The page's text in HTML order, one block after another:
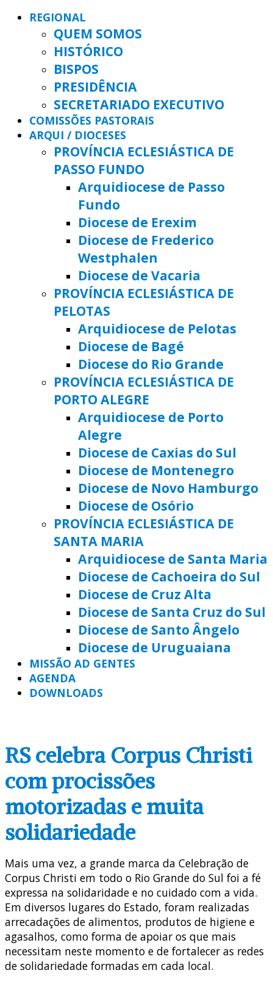
REGIONAL
QUEM SOMOS
HISTÓRICO
BISPOS
PRESIDÊNCIA
SECRETARIADO EXECUTIVO
COMISSÕES PASTORAIS
ARQUI / DIOCESES
PROVÍNCIA ECLESIÁSTICA DE
PASSO FUNDO
Arquidiocese de Passo
Fundo
Diocese de Erexim
Diocese de Frederico
Westphalen
Diocese de Vacaria
PROVÍNCIA ECLESIÁSTICA DE
PELOTAS
Arquidiocese de Pelotas
Diocese de Bagé
Diocese do Rio Grande
PROVÍNCIA ECLESIÁSTICA DE
PORTO ALEGRE
Arquidiocese de Porto
Alegre
Diocese de Caxias do Sul
Diocese de Montenegro
Diocese de Novo Hamburgo
Diocese de Osório
PROVÍNCIA ECLESIÁSTICA DE
SANTA MARIA
Arquidiocese de Santa Maria
Diocese de Cachoeira do Sul
Diocese de Cruz Alta
Diocese de Santa Cruz do Sul
Diocese de Santo Ângelo
Diocese de Uruguaiana
MISSÃO AD GENTES
AGENDA
DOWNLOADS
RS celebra Corpus Christi
com procissões
motorizadas e muita
solidariedade
Mais uma vez, a grande marca da Celebração de
Corpus Christi em todo o Rio Grande do Sul foi a fé
expressa na solidaridade e no cuidado com a vida.
Em diversos lugares do Estado, foram realizadas
arrecadações de alimentos, produtos de higiene e
agasalhos, como forma de apoiar os que mais
necessitam neste momento e de fortalecer as redes
de solidariedade formadas em cada local.